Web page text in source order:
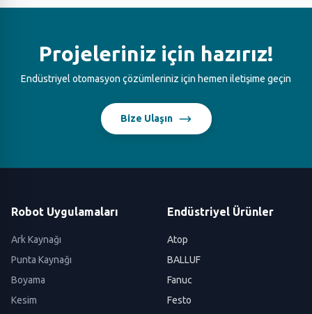
Projeleriniz için hazırız!
Endüstriyel otomasyon çözümleriniz için hemen iletişime geçin
Bize Ulaşın
Robot Uygulamaları
Ark Kaynağı
Punta Kaynağı
Boyama
Kesim
Endüstriyel Ürünler
Atop
BALLUF
Fanuc
Festo